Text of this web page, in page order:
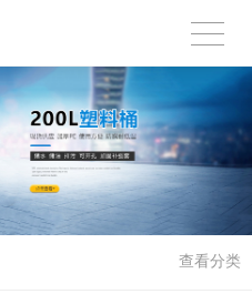
查看分类